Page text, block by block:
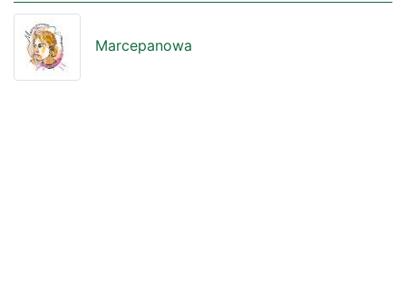
Marcepanowa